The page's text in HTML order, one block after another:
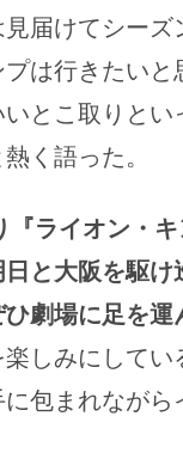
届けてシー
は行きたい
とこ取りと
く語った。
『ライオン・
と大阪を駆
劇場に足を
しみにして
包まれなが